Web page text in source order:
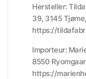
Hersteller:
39, 3145
https://
Importeur:
8550
https://